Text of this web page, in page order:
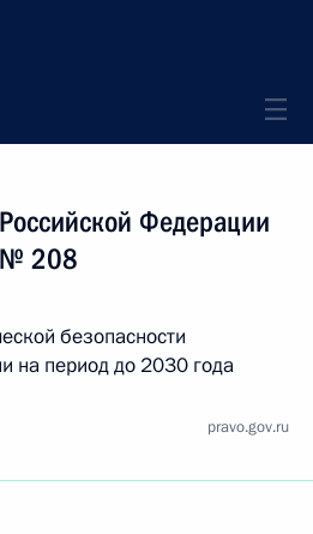
Федерации
№ 208
безопасности
на период до 2030 года
pravo.gov.ru